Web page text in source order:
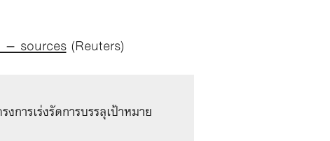
– sources(Reuters)
ารเร่งรัดการบรรลุเป้าหมาย